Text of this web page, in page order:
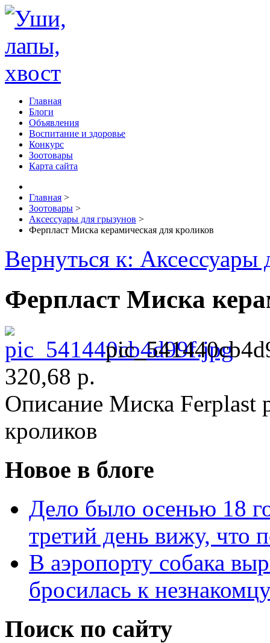
Главная
Блоги
Объявления
Воспитание и здоровье
Конкурс
Зоотовары
Карта сайта
Главная >
Зоотовары >
Аксессуары для грызунов >
Ферпласт Миска керамическая для кроликов
Вернуться к: Аксессуары
Ферпласт Миска
320,68 р.
Описание Миска Ferplast
кроликов
Новое в блоге
Дело было осенью 18
третий день вижу, что
В аэропорту собака
бросилась к
Поиск по сайту